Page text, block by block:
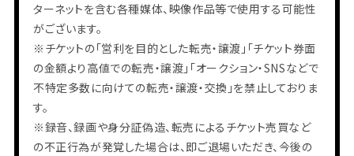
ターネットを含む各種媒体、映像作品等で使用する可能性
がございます。
※チケットの「営利を目的とした転売・譲渡」「チケット券面
の金額より高値での転売・譲渡」「オークション・SNSなどで
不特定多数に向けての転売・譲渡・交換」を禁止しておりま
す。
※録音、録画や身分証偽造、転売によるチケット売買など
の不正行為が発覚した場合は、即ご退場いただき、今後の